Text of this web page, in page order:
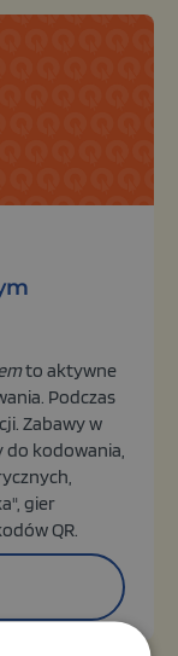
to aktywne
Podczas
Zabawy w
do kodowania,
gier
QR.